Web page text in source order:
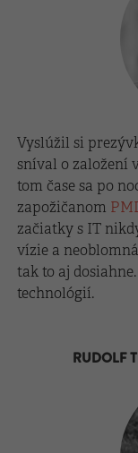
Vyslúžil si
sníval o založení
tom čase sa po
zapožičanom
začiatky s IT
vízie a
tak to aj
technológií.
RUDOLF